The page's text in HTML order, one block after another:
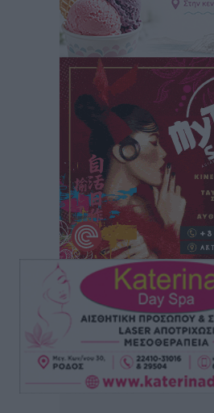
“Η Ευρώπη αντιμετώπιζε το
τρόμου” – Η συγκλονιστική
Γιασιράνη στον RV για τα
Σύμφωνο της Λέρου
Τοπικές Ειδήσεις • πριν 13 ώρες
Συναυλία με τον Γιάννη
Πολιτιστικά• πριν 13 ώρες
Έκτακτη συνεδρίαση της
αύριο Παρασκευή 7 Αυγούστου
Τοπικές Ειδήσεις• πριν 13 ώρες
ΑΕΡΑ: Δεν σταματάει να
Μητρόπουλος
Αθλητικά πριν 14 ώρες
Κλεάνθης: Δουλειές μετά